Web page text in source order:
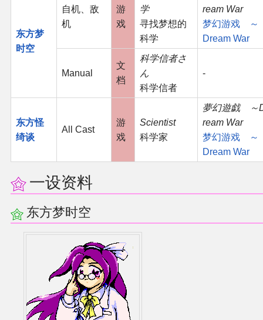
东方梦
时空
自机、敌
机
游
戏
学
寻找梦想的
科学
ream War
梦幻游戏 ～
Dream War
Manual
文
档
科学信者さ
ん
科学信者
-
东方怪
绮谈
All Cast
游
戏
Scientist
科学家
夢幻遊戯 ～
ream War
梦幻游戏 ～
Dream War
一设资料
东方梦时空
展会作品列表
商业二次创作
同人二次创作
同人志分类
同人专辑分类
同人软件列表
同人角色列表
同人视频列表
其他形式同人